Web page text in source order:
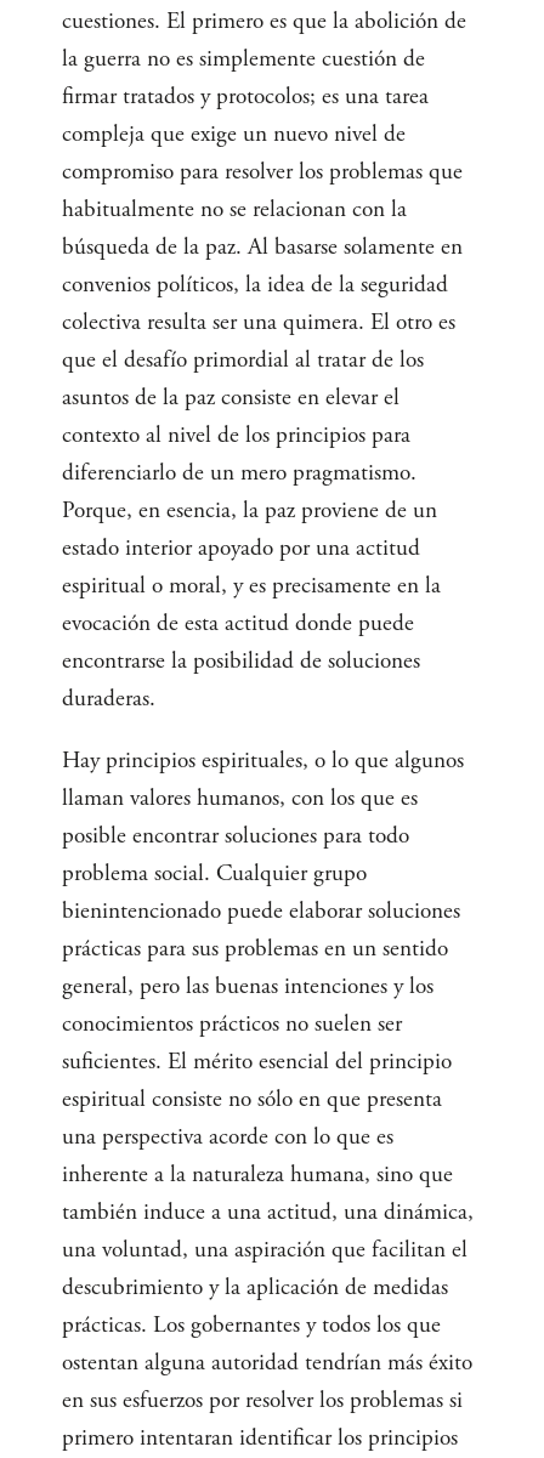
cuestiones. El primero es que la abolición de
la guerra no es simplemente cuestión de
firmar tratados y protocolos; es una tarea
compleja que exige un nuevo nivel de
compromiso para resolver los problemas que
habitualmente no se relacionan con la
búsqueda de la paz. Al basarse solamente en
convenios políticos, la idea de la seguridad
colectiva resulta ser una quimera. El otro es
que el desafío primordial al tratar de los
asuntos de la paz consiste en elevar el
contexto al nivel de los principios para
diferenciarlo de un mero pragmatismo.
Porque, en esencia, la paz proviene de un
estado interior apoyado por una actitud
espiritual o moral, y es precisamente en la
evocación de esta actitud donde puede
encontrarse la posibilidad de soluciones
duraderas.
Hay principios espirituales, o lo que algunos
llaman valores humanos, con los que es
posible encontrar soluciones para todo
problema social. Cualquier grupo
bienintencionado puede elaborar soluciones
prácticas para sus problemas en un sentido
general, pero las buenas intenciones y los
conocimientos prácticos no suelen ser
suficientes. El mérito esencial del principio
espiritual consiste no sólo en que presenta
una perspectiva acorde con lo que es
inherente a la naturaleza humana, sino que
también induce a una actitud, una dinámica,
una voluntad, una aspiración que facilitan el
descubrimiento y la aplicación de medidas
prácticas. Los gobernantes y todos los que
ostentan alguna autoridad tendrían más éxito
en sus esfuerzos por resolver los problemas si
primero intentaran identificar los principios